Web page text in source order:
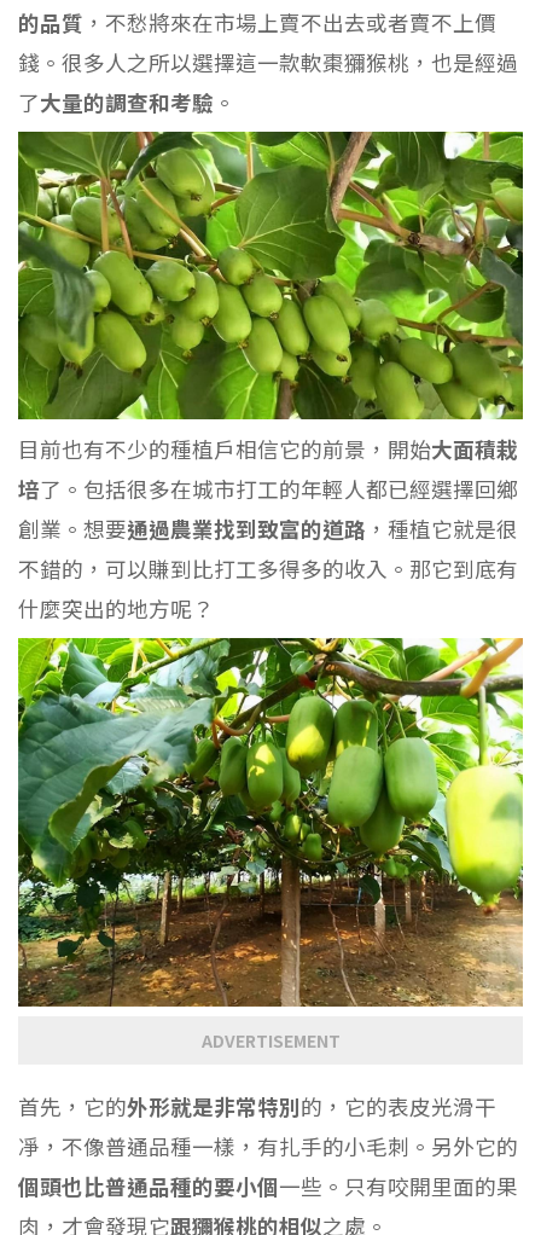
的品質 ，不愁將來在市場上賣不出去或者賣不上價
錢。很多人之所以選擇這一款軟棗獼猴桃，也是經過
了大量的調查和考驗 。
目前也有不少的種植戶相信它的前景，開始大面積栽
培了。包括很多在城市打工的年輕人都已經選擇回鄉
創業。想要通過農業找到致富的道路 ，種植它就是很
不錯的，可以賺到比打工多得多的收入。那它到底有
什麼突出的地方呢？
ADVERTISEMENT
首先，它的外形就是非常特別的，它的表皮光滑干
凈，不像普通品種一樣，有扎手的小毛刺。另外它的
個頭也比普通品種的要小個一些。只有咬開里面的果
肉，才會發現它跟獼猴桃的相似之處。